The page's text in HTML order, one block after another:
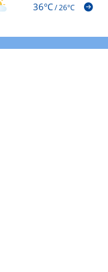
36°C/26°C